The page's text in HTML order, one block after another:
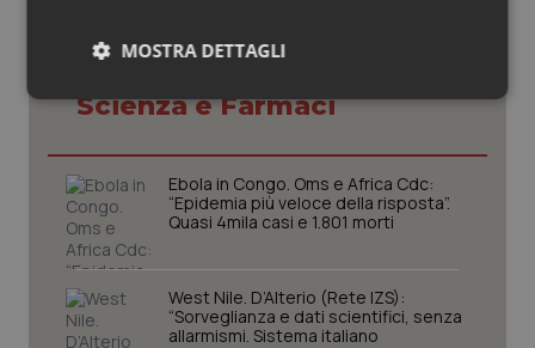
Potrebbe interessarti in
Scienza e Farmaci
Ebola in Congo. Oms e Africa Cdc:
“Epidemia più veloce della risposta”.
Quasi 4mila casi e 1.801 morti
West Nile. D’Alterio (Rete IZS):
“Sorveglianza e dati scientifici, senza
allarmismi. Sistema italiano
MOSTRA DETTAGLI
Necessari Statistici Marketing
Necessari Statistici Marketing
I cookie necessari contribuiscono a rendere fruibile il
sito web abilitandone funzionalità di base quali la